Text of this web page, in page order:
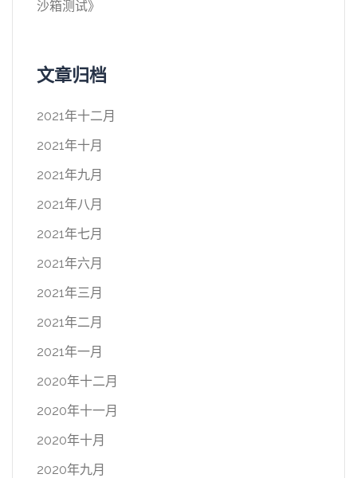
沙箱测试》
文章归档
2021年十二月
2021年十月
2021年九月
2021年八月
2021年七月
2021年六月
2021年三月
2021年二月
2021年一月
2020年十二月
2020年十一月
2020年十月
2020年九月